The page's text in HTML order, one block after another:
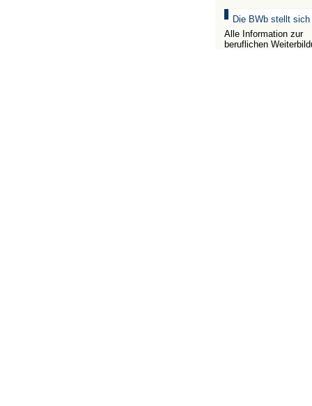
Die BWb stellt sich
Alle Information zur
beruflichen